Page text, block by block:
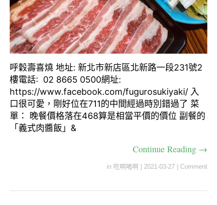
呼穀壽喜燒 地址: 新北市新店區北新路一段231號2
樓電話: 02 8665 0500網址:
https://www.facebook.com/fugurosukiyaki/ 入
口很可愛，剛好位在711的中間經過時別錯過了 菜
單： 晚餐價格落在468算是相當平價的價位 副餐的
「義式肉醬飯」&
Continue Reading →
in 吃啊喝啊 | 2021-03-27 | Comment